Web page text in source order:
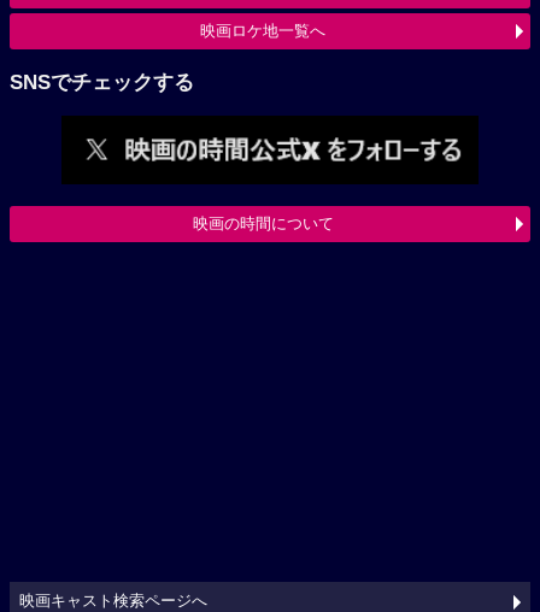
映画ロケ地一覧へ
SNSでチェックする
映画の時間について
映画キャスト検索ページへ